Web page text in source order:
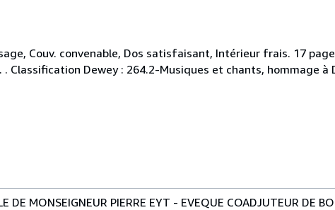
Couv. convenable, Dos satisfaisant, Intérieur frais. 17
Dewey : 264.2-Musiques et chants, hommage à
DE MONSEIGNEUR PIERRE EYT - EVEQUE COADJUTEUR DE